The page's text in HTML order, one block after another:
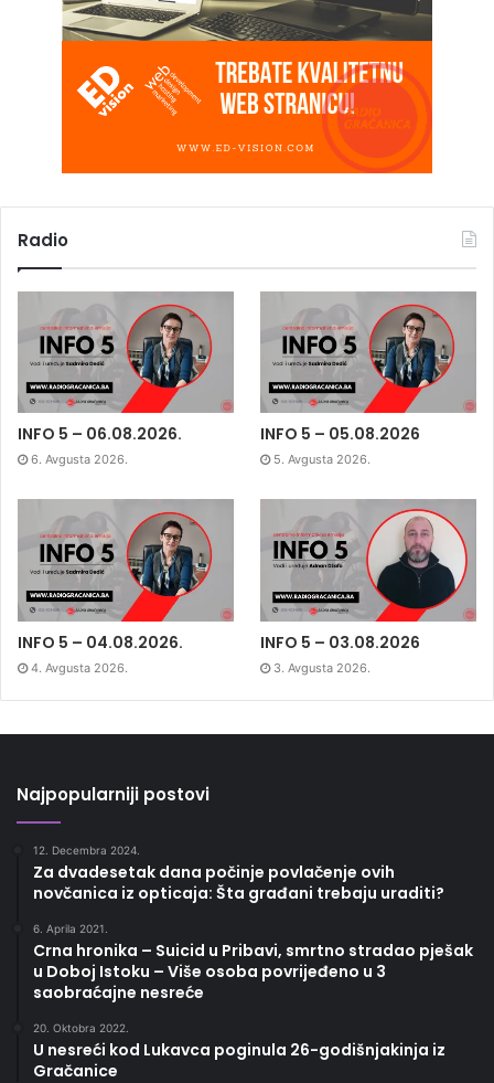
Radio
INFO 5 – 06.08.2026.
6. Avgusta 2026.
INFO 5 – 05.08.2026
5. Avgusta 2026.
INFO 5 – 04.08.2026.
4. Avgusta 2026.
INFO 5 – 03.08.2026
3. Avgusta 2026.
Najpopularniji postovi
12. Decembra 2024.
Za dvadesetak dana počinje povlačenje ovih
novčanica iz opticaja: Šta građani trebaju uraditi?
6. Aprila 2021.
Crna hronika – Suicid u Pribavi, smrtno stradao pješak
u Doboj Istoku – Više osoba povrijeđeno u 3
saobraćajne nesreće
20. Oktobra 2022.
U nesreći kod Lukavca poginula 26-godišnjakinja iz
Gračanice